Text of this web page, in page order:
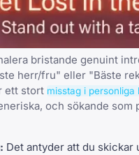
bristande genuint
herr/fru" eller "Bäste
ett stort misstag i personliga
och sökande
Det antyder att du